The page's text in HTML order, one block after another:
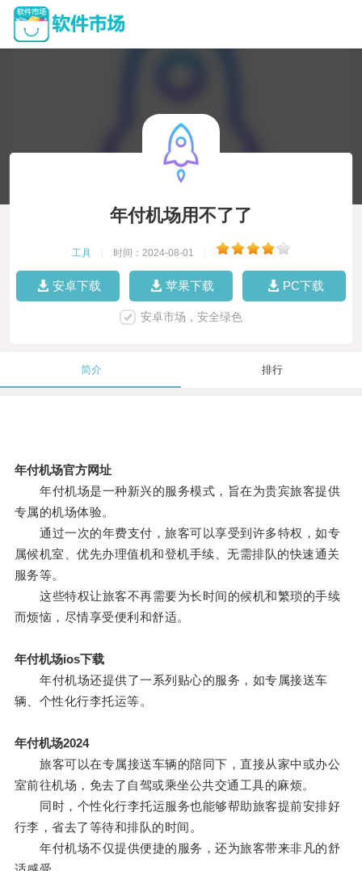
年付机场用不了了
工具 时间：2024-08-01
安卓下载 苹果下载 PC下载
安卓市场，安全绿色
简介 排行
年付机场官方网址
年付机场是一种新兴的服务模式，旨在为贵宾旅客提供
专属的机场体验。
通过一次的年费支付，旅客可以享受到许多特权，如专
属候机室、优先办理值机和登机手续、无需排队的快速通关
服务等。
这些特权让旅客不再需要为长时间的候机和繁琐的手续
而烦恼，尽情享受便利和舒适。
年付机场ios下载
年付机场还提供了一系列贴心的服务，如专属接送车
辆、个性化行李托运等。
年付机场2024
旅客可以在专属接送车辆的陪同下，直接从家中或办公
室前往机场，免去了自驾或乘坐公共交通工具的麻烦。
同时，个性化行李托运服务也能够帮助旅客提前安排好
行李，省去了等待和排队的时间。
年付机场不仅提供便捷的服务，还为旅客带来非凡的舒